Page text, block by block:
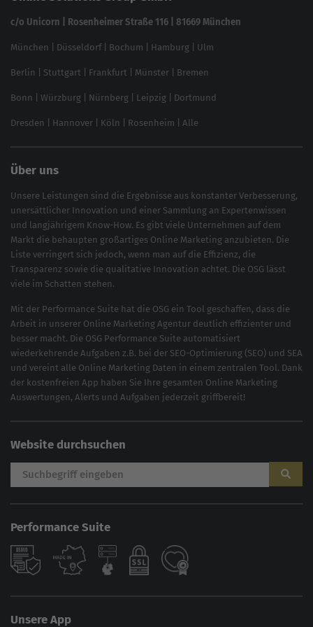
Linkbuilding 2025
Local SEO
SEO für Online Shops
Brand Monitoring 2025
c/o Unicorn | Rosenheimer Straße 116 | 81669 München
München Düsseldorf| Bochum Hamburg Ulm
Berlin Stuttgart Frankfurt Münster Bremen
Bonn Würzburg Nürnberg Leipzig Dortmund
Dresden Hannover Köln Rosenheim Alle
Über uns
Unsere Leistungen sind die Ergebnisse aus konstanter Verbesserung,
unersättlicher Innovation und einer Sammlung an Expertenwissen
und langjährigem Know-How. Es gibt viele Unternehmen auf dem
Markt die behaupten großartiges Online Marketing anzubieten. Die
Liste verringert sich jedoch, wenn man auf die Effizienz, die
Transparenz sowie die qualitative Innovation achtet. Die OSG lässt
viele im Schatten stehen.
Mit der Performance Suite hat die OSG ein Tool geschaffen, dass die
Arbeit in unserer Online Marketing Agentur deutlich effizienter und
besser macht. Die OSG Performance Suite automatisiert
wiederkehrende Aufgaben z.B. bei der SEO-Optimierung (SEO) und SEA
und vereint alle Online Marketing Daten in einem zentralen Tool. Dank
der kostenfreien App haben Sie Ihre gesamten Online Marketing
Auswertungen, Alerts und Aufgaben jederzeit griffbereit!
Website durchsuchen
Performance Suite
Unsere App